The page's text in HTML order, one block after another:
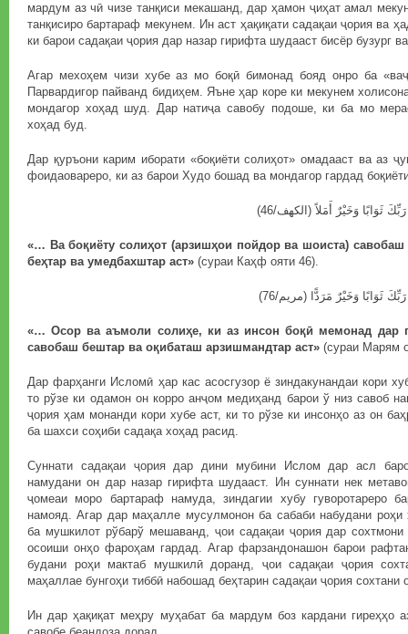
мардум аз чӣ чизе танқиси мекашанд, дар ҳамон ҷиҳат амал
танқисиро бартараф мекунем. Ин аст ҳақиқати садақаи ҷория ва
ки барои садақаи ҷория дар назар гирифта шудааст бисёр бузург
Агар мехоҳем чизи хубе аз мо боқӣ бимонад бояд онро ба
Парвардигор пайванд бидиҳем. Яъне ҳар коре ки мекунем
мондагор хоҳад шуд. Дар натиҷа савобу подоше, ки ба мо
хоҳад буд.
Дар қуръони карим иборати «боқиёти солиҳот» омадааст ва аз
фоидаовареро, ки аз барои Худо бошад ва мондагор гардад
ثَوَابًا وَخَيْرٌ أَمَلاً (الكهف/46)
«… Ва боқиёту солиҳот (арзишҳои пойдор ва шоиста) савобаш
беҳтар ва умедбахштар аст» (сураи Каҳф ояти 46).
ثَوَابًا وَخَيْرٌ مَرَدًّا (مريم/76)
«… Осор ва аъмоли солиҳе, ки аз инсон боқӣ мемонад дар
савобаш бештар ва оқибаташ арзишмандтар аст» (сураи Марям
Дар фарҳанги Исломӣ ҳар кас асосгузор ё зиндакунандаи кори
то рўзе ки одамон он корро анҷом медиҳанд барои ў низ савоб
ҷория ҳам монанди кори хубе аст, ки то рўзе ки инсонҳо аз он
ба шахси соҳиби садақа хоҳад расид.
Суннати садақаи ҷория дар дини мубини Ислом дар асл
намудани он дар назар гирифта шудааст. Ин суннати нек
ҷомеаи моро бартараф намуда, зиндагии хубу гуворотареро
намояд. Агар дар маҳалле мусулмонон ба сабаби набудани
ба мушкилот рўбарў мешаванд, ҷои садақаи ҷория дар
осоиши онҳо фароҳам гардад. Агар фарзандонашон барои
будани роҳи мактаб мушкилӣ доранд, ҷои садақаи ҷория
маҳаллае бунгоҳи тиббӣ набошад беҳтарин садақаи ҷория сохтани
Ин дар ҳақиқат меҳру муҳабат ба мардум боз кардани гиреҳҳо